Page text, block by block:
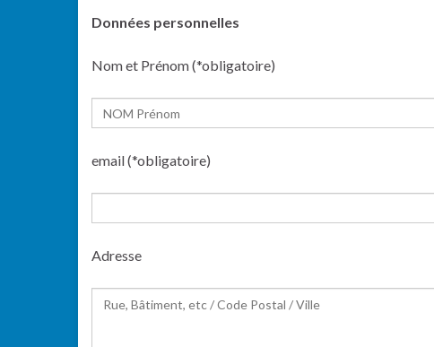
Données personnelles
Nom et Prénom (*obligatoire)
email (*obligatoire)
Adresse